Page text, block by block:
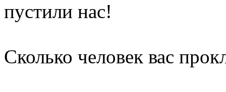
пустили нас!
Сколько человек вас